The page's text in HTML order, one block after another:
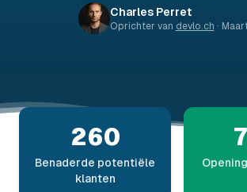
Charles Perret
Oprichter van devlo.ch ·
260
Benaderde potentiële
klanten